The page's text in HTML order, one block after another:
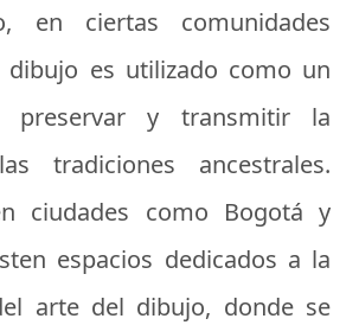
en ciertas comunidades
dibujo es utilizado como un
preservar y transmitir la
tradiciones ancestrales.
ciudades como Bogotá y
espacios dedicados a la
arte del dibujo, donde se